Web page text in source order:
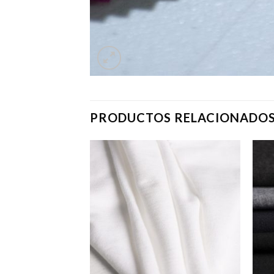
PRODUCTOS